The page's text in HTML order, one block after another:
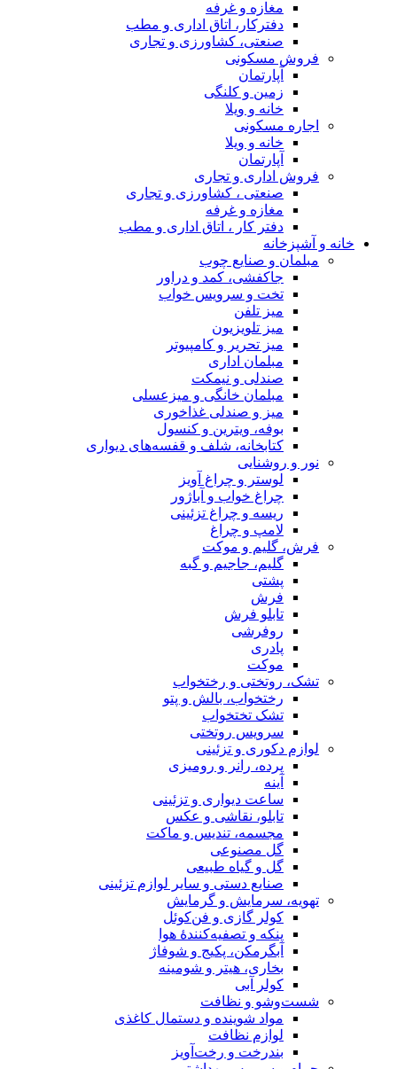
مغازه و غرفه
دفترکار، اتاق اداری و مطب
صنعتی، کشاورزی و تجاری
فروش مسکونی
آپارتمان
زمین و کلنگی
خانه و ویلا
اجاره مسکونی
خانه و ویلا
آپارتمان
فروش اداری و تجاری
صنعتی ، کشاورزی و تجاری
مغازه و غرفه
دفتر کار ، اتاق اداری و مطب
خانه و آشپزخانه
مبلمان و صنایع چوب
جاکفشی، کمد و دراور
تخت و سرویس خواب
میز تلفن
میز تلویزیون
میز تحریر و کامپیوتر
مبلمان اداری
صندلی و نیمکت
مبلمان خانگی و میزعسلی
میز و صندلی غذاخوری
بوفه، ویترین و کنسول
کتابخانه، شلف و قفسه‌های دیواری
نور و روشنایی
لوستر و چراغ آویز
چراغ خواب و آباژور
ریسه و چراغ تزئینی
لامپ و چراغ
فرش، گلیم و موکت
گلیم، جاجیم و گبه
پشتی
فرش
تابلو فرش
روفرشی
پادری
موکت
تشک، روتختی و رختخواب
رختخواب، بالش و پتو
تشک تختخواب
سرویس روتختی
لوازم دکوری و تزئینی
پرده، رانر و رومیزی
آینه
ساعت دیواری و تزئینی
تابلو، نقاشی و عکس
مجسمه، تندیس و ماکت
گل مصنوعی
گل و گیاه طبیعی
صنایع دستی و سایر لوازم تزئینی
تهویه، سرمایش و گرمایش
کولر گازی و فن‌کوئل
پنکه و تصفیه‌کنندهٔ هوا
آبگرمکن، پکیج و شوفاژ
بخاری، هیتر و شومینه
کولر آبی
شست‌وشو و نظافت
مواد شوینده و دستمال کاغذی
لوازم نظافت
بندرخت و رخت‌آویز